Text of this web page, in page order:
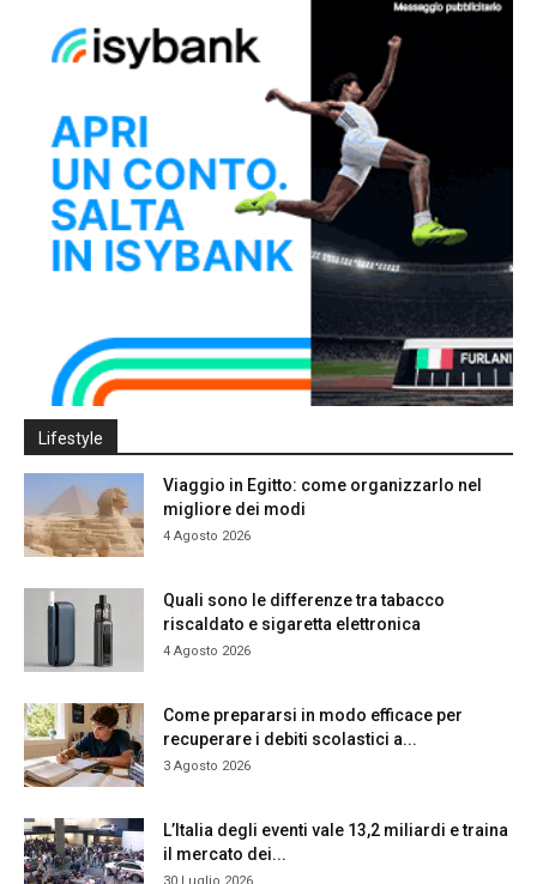
Lifestyle
Viaggio in Egitto: come organizzarlo nel
migliore dei modi
4 Agosto 2026
Quali sono le differenze tra tabacco
riscaldato e sigaretta elettronica
4 Agosto 2026
Come prepararsi in modo efficace per
recuperare i debiti scolastici a...
3 Agosto 2026
L’Italia degli eventi vale 13,2 miliardi e traina
il mercato dei...